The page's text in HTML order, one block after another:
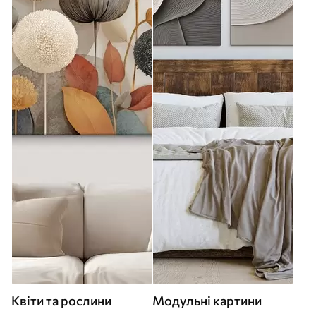
Квіти та рослини Модульні картини